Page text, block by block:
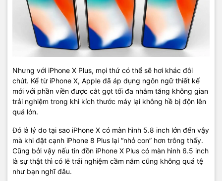
Nhưng với iPhone X Plus, mọi thứ có thể sẽ hơi khác đôi
chút. Kể từ iPhone X, Apple đã áp dụng ngôn ngữ thiết kế
mới với phần viền được cắt gọt tối đa nhằm tăng không gian
trải nghiệm trong khi kích thước máy lại không hề bị độn lên
quá lớn.
Đó là lý do tại sao iPhone X có màn hình 5.8 inch lớn đến vậy
mà khi đặt cạnh iPhone 8 Plus lại “nhỏ con” hơn trông thấy.
Cũng bởi vậy nếu tin đồn iPhone X Plus có màn hình 6.5 inch
là sự thật thì có lẽ trải nghiệm cầm nắm cũng không quá tệ
như bạn nghĩ đâu.